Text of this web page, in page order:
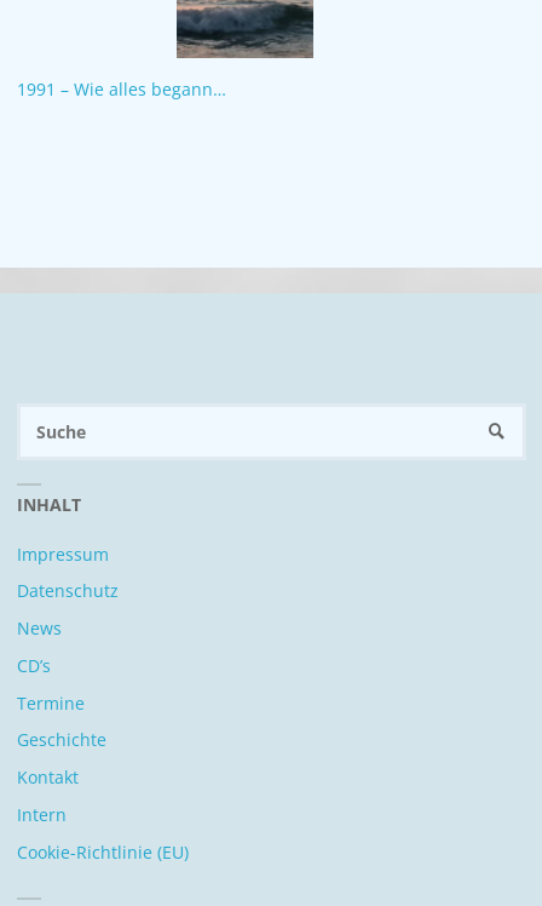
1991 – Wie alles begann…
INHALT
Impressum
Datenschutz
News
CD’s
Termine
Geschichte
Kontakt
Intern
Cookie-Richtlinie (EU)